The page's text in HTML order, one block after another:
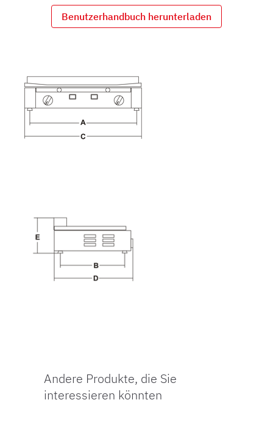
Benutzerhandbuch herunterladen
Andere Produkte, die Sie
interessieren könnten